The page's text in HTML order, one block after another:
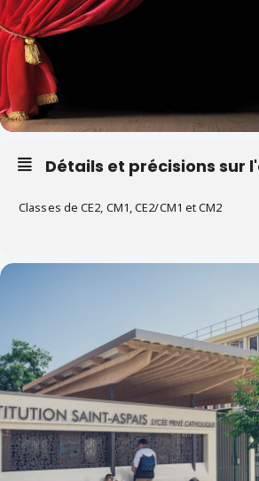
Détails et précisions sur
Classes de CE2, CM1, CE2/CM1 et CM2